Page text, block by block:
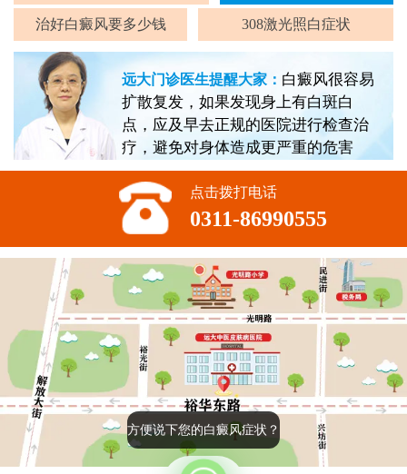
治好白癜风要多少钱 308激光照白症状
远大门诊医生提醒大家： 白癜风很容易
扩散复发，如果发现身上有白斑白
点，应及早去正规的医院进行检查治
疗，避免对身体造成更严重的危害
点击拨打电话
0311-86990555
方便说下您的白癜风症状？